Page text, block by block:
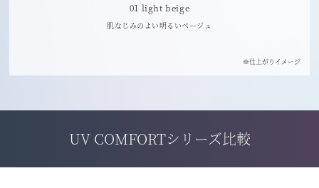
01 light beige
肌なじみのよい明るいベージュ
※仕上がりイメージ
UV COMFORTシリーズ比較